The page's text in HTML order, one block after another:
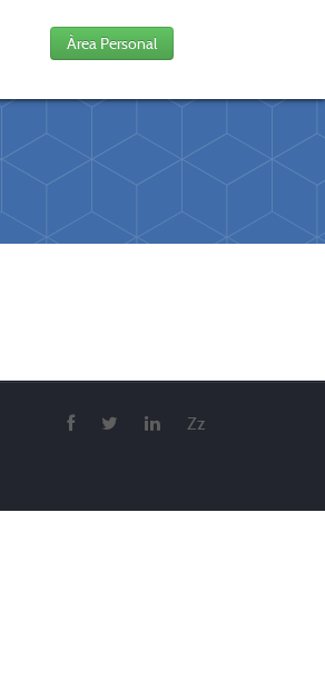
Àrea Personal
Zz